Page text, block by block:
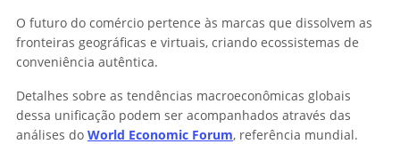
O futuro do comércio pertence às marcas que dissolvem as
fronteiras geográficas e virtuais, criando ecossistemas de
conveniência autêntica.
Detalhes sobre as tendências macroeconômicas globais
dessa unificação podem ser acompanhados através das
análises do World Economic Forum, referência mundial.